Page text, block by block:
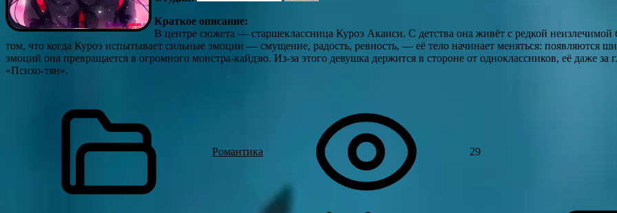
Краткое описание:
В центре сюжета — старшеклассница Куроэ Акаиси. С детства она живёт с редкой неизлечимой
том, что когда Куроэ испытывает сильные эмоции — смущение, радость, ревность, — её тело начинает меняться: появляются
эмоций она превращается в огромного монстра-кайдзю. Из-за этого девушка держится в стороне от одноклассников, её даже за
«Психо-тян».
Романтика 29